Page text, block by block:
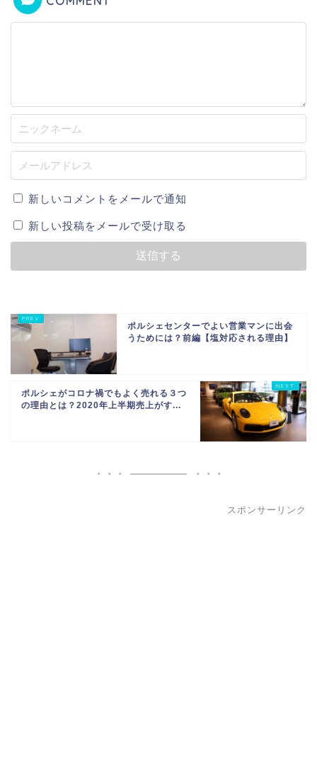
新しいコメントをメールで通知
新しい投稿をメールで受け取る
ポルシェセンターでよい営業マンに出会
うためには？前編【塩対応される理由】
ポルシェがコロナ禍でもよく売れる３つ
の理由とは？2020年上半期売上がす...
スポンサーリンク